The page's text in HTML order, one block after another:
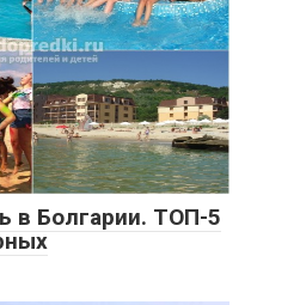
в Болгарии. ТОП-5